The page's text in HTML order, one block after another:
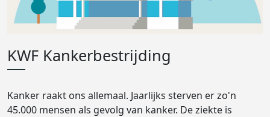
KWF Kankerbestrijding
Kanker raakt ons allemaal. Jaarlijks sterven er zo'n
45.000 mensen als gevolg van kanker. De ziekte is